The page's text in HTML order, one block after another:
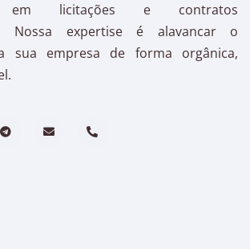
em licitações e contratos
Nossa expertise é alavancar o
sua empresa de forma orgânica,